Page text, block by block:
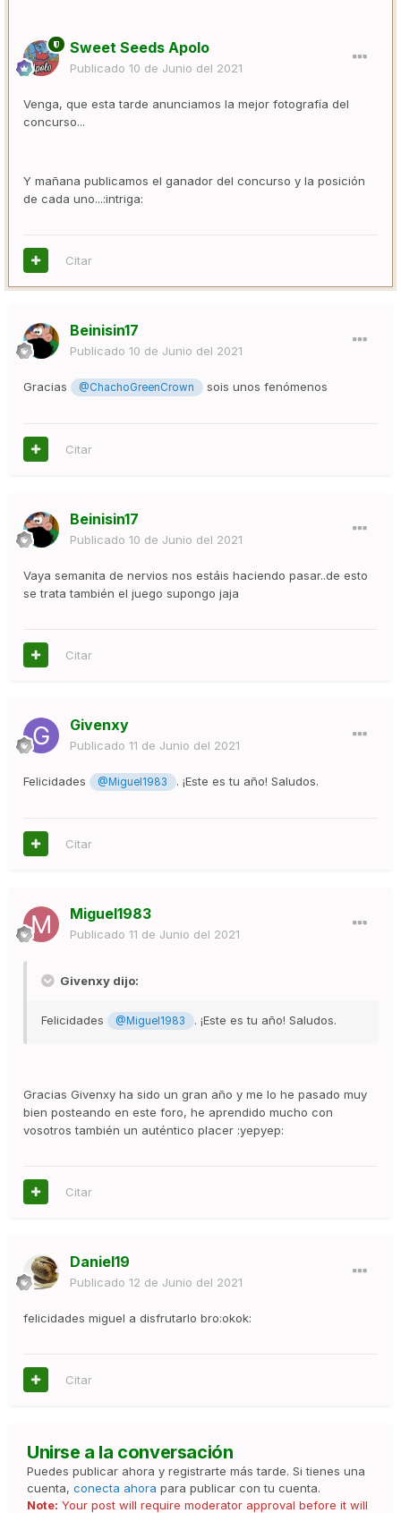
Sweet Seeds Apolo
Publicado 10 de Junio del 2021
Venga, que esta tarde anunciamos la mejor fotografía del
concurso...
Y mañana publicamos el ganador del concurso y la posición
de cada uno...:intriga:
Citar
Beinisin17
Publicado 10 de Junio del 2021
Gracias @ChachoGreenCrown sois unos fenómenos
Citar
Beinisin17
Publicado 10 de Junio del 2021
Vaya semanita de nervios nos estáis haciendo pasar..de esto
se trata también el juego supongo jaja
Citar
Givenxy
Publicado 11 de Junio del 2021
Felicidades @Miguel1983 . ¡Este es tu año! Saludos.
Citar
Miguel1983
Publicado 11 de Junio del 2021
Givenxy dijo:
Felicidades @Miguel1983 . ¡Este es tu año! Saludos.
Gracias Givenxy ha sido un gran año y me lo he pasado muy
bien posteando en este foro, he aprendido mucho con
vosotros también un auténtico placer :yepyep:
Citar
Daniel19
Publicado 12 de Junio del 2021
felicidades miguel a disfrutarlo bro:okok:
Citar
Unirse a la conversación
Puedes publicar ahora y registrarte más tarde. Si tienes una
cuenta, conecta ahora para publicar con tu cuenta.
Note: Your post will require moderator approval before it will